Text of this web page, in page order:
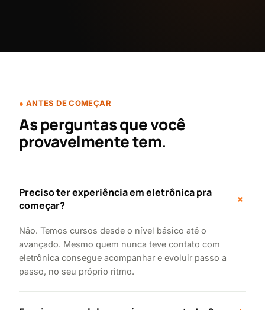
ANTES DE COMEÇAR
As perguntas que você
provavelmente tem.
Preciso ter experiência em eletrônica pra
começar?
+
Não. Temos cursos desde o nível básico até o
avançado. Mesmo quem nunca teve contato com
eletrônica consegue acompanhar e evoluir passo a
passo, no seu próprio ritmo.